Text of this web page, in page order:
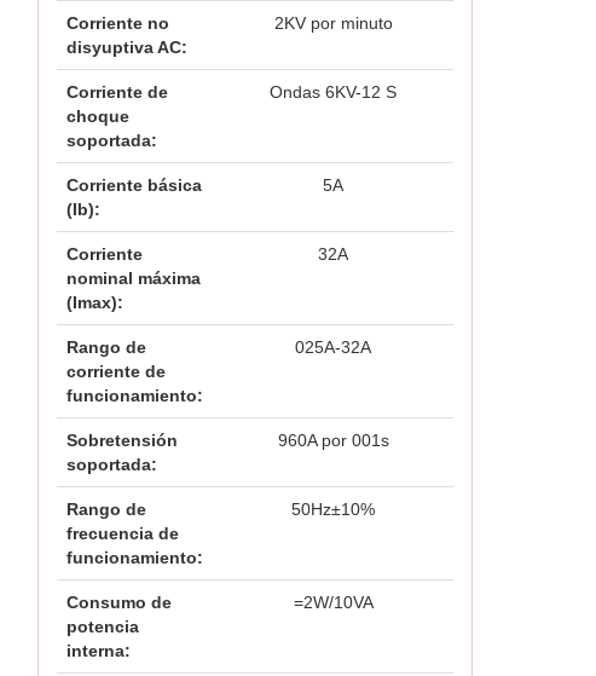
Corriente no
disyuptiva AC:
2KV por minuto
Corriente de
choque
soportada:
Ondas 6KV-12 S
Corriente básica
(Ib):
5A
Corriente
nominal máxima
(Imax):
32A
Rango de
corriente de
funcionamiento:
025A-32A
Sobretensión
soportada:
960A por 001s
Rango de
frecuencia de
funcionamiento:
50Hz±10%
Consumo de
potencia
interna:
=2W/10VA